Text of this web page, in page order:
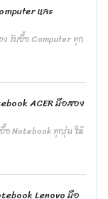
และ
รับซื้อ Computer ทุก
ACER มือสอง
อ Notebook ทุกรุ่น ให้
Lenovo มือ